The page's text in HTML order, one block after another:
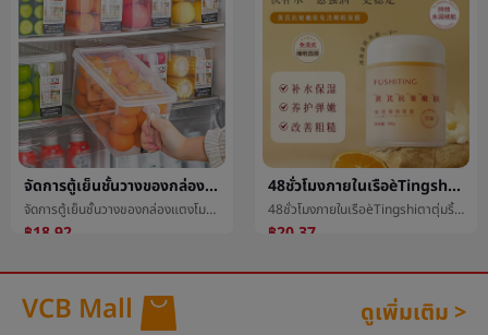
48ชั่วโมงภายในเรือèTingshiตาตุ่มริ้วรอยฟื้นฟูผิวหลีกเลี่ยงล้างนอนหลับหน้ากากการเสริมกำลังให้ความชุ่มชื้นกล่าวถึงสดใสผิว
48ชั่วโมงภายในเรือèTingshiตาตุ่มริ้วรอยฟื้นฟูผิวหลีกเลี่ยงล้างนอนหลับหน้ากากการเสริมกำลังให้ความชุ่มชื้นกล่าวถึงสดใสผิว
฿20.37
สามเกาหลีนางนวลสติกเกอร์หยิกแปะการ์ตูนเด็กรางวัลหญิงมือบัญชีวัสดุdiyซีลแปะåเยื่อหุ้มเซลล์เทปขายส่ง
สามเกาหลีนางนวลสติกเกอร์หยิกแปะการ์ตูนเด็กรางวัลหญิงมือบัญชีวัสดุdiyซีลแปะåเยื่อหุ้มเซลล์เทปขายส่ง
฿9.33
VCB Mall ดูเพิ่มเติม >